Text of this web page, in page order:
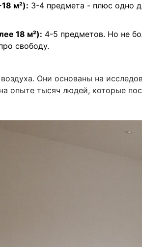
м²): 3-4 предмета - плюс одно
18 м²): 4-5 предметов. Но не
свободу.
Они основаны на
опыте тысяч людей, которые